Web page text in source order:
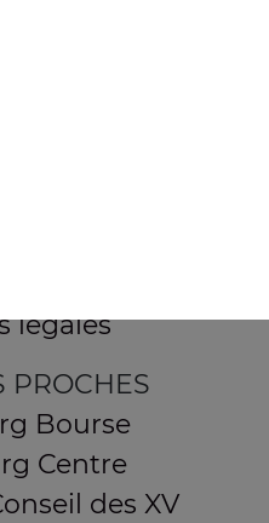
légales
PROCHES
Bourse
Centre
des XV